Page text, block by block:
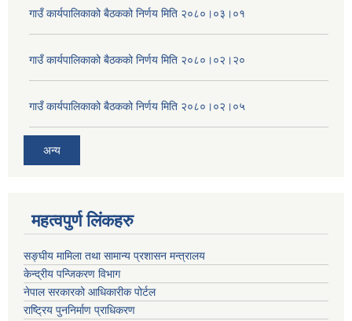
गाउँ कार्यपालिकाको बैठकको निर्णय मिति २०८०।०३।०१
गाउँ कार्यपालिकाको बैठकको निर्णय मिति २०८०।०२।२०
गाउँ कार्यपालिकाको बैठकको निर्णय मिति २०८०।०२।०५
अन्य
महत्वपुर्ण लिंकहरु
सङ्घीय मामिला तथा सामान्य प्रशासन मन्त्रालय
केन्द्रीय पन्जिकरण विभाग
नेपाल सरकारको आधिकारीक पोर्टल
राष्ट्रिय पुननिर्माण प्राधिकरण